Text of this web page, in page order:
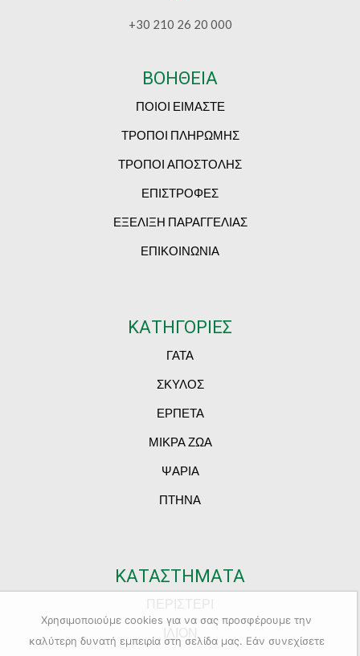
+30 210 26 20 000
ΒΟΗΘΕΙΑ
ΠΟΙΟΙ ΕΙΜΑΣΤΕ
ΤΡΟΠΟΙ ΠΛΗΡΩΜΗΣ
ΤΡΟΠΟΙ ΑΠΟΣΤΟΛΗΣ
ΕΠΙΣΤΡΟΦΕΣ
ΕΞΕΛΙΞΗ ΠΑΡΑΓΓΕΛΙΑΣ
ΕΠΙΚΟΙΝΩΝΙΑ
ΚΑΤΗΓΟΡΙΕΣ
ΓΑΤΑ
ΣΚΥΛΟΣ
ΕΡΠΕΤΑ
ΜΙΚΡΑ ΖΩΑ
ΨΑΡΙΑ
ΠΤΗΝΑ
ΚΑΤΑΣΤΗΜΑΤΑ
Χρησιμοποιούμε cookies για να σας προσφέρουμε την
καλύτερη δυνατή εμπειρία στη σελίδα μας. Εάν συνεχίσετε